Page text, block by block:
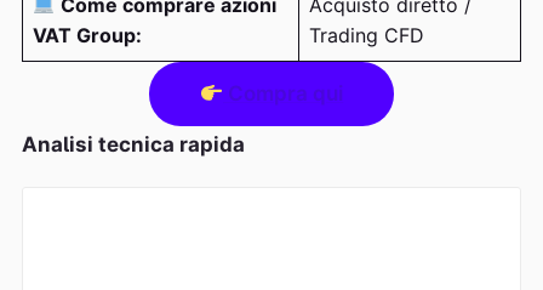
VAT Group:
Trading CFD
Compra qui
Analisi tecnica rapida